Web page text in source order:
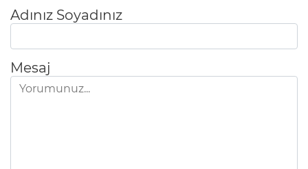
Adınız Soyadınız
Mesaj